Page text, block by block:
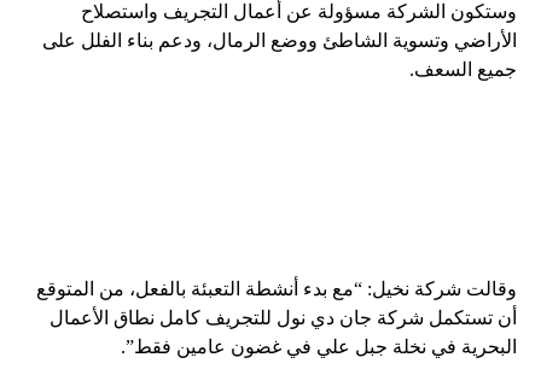
وستكون الشركة مسؤولة عن أعمال التجريف واستصلاح
الأراضي وتسوية الشاطئ ووضع الرمال، ودعم بناء الفلل على
جميع السعف.
وقالت شركة نخيل: “مع بدء أنشطة التعبئة بالفعل، من المتوقع
أن تستكمل شركة جان دي نول للتجريف كامل نطاق الأعمال
البحرية في نخلة جبل علي في غضون عامين فقط”.